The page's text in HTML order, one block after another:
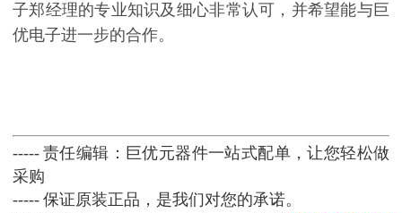
子郑经理的专业知识及细心非常认可，并希望能与巨
优电子进一步的合作。
----- 责任编辑：巨优元器件一站式配单，让您轻松做
采购
----- 保证原装正品，是我们对您的承诺。